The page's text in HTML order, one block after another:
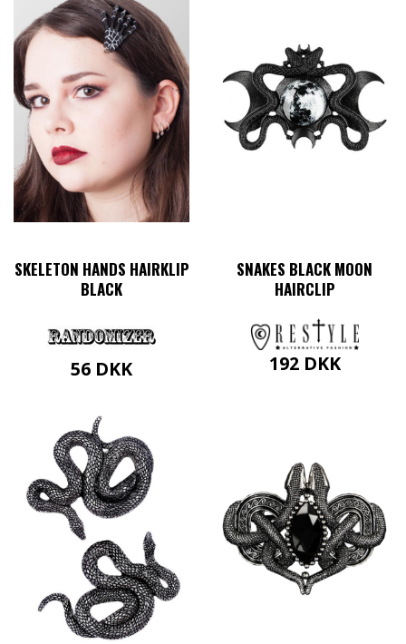
SKELETON HANDS HAIRKLIP
BLACK
56 DKK
SNAKES BLACK MOON
HAIRCLIP
192 DKK